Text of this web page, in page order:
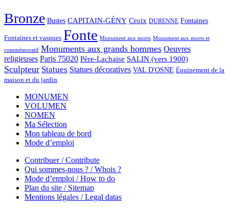
Bronze Bustes CAPITAIN-GÉNY Croix DURENNE Fontaines
Fontaines et vasques Fonte Monument aux morts Monument aux morts et
commémoratif Monuments aux grands hommes Oeuvres
religieuses Paris 75020 Père-Lachaise SALIN (vers 1900)
Sculpteur Statues Statues décoratives VAL D'OSNE Équipement de la
maison et du jardin
MONUMEN
VOLUMEN
NOMEN
Ma Sélection
Mon tableau de bord
Mode d’emploi
Contribuer / Contribute
Qui sommes-nous ? / Whois ?
Mode d’emploi / How to do
Plan du site / Sitemap
Mentions légales / Legal datas